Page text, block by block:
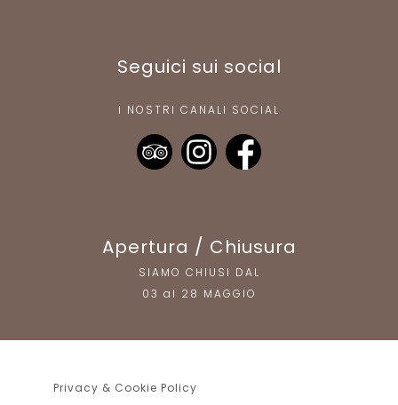
Seguici sui social
I NOSTRI CANALI SOCIAL
Apertura / Chiusura
SIAMO CHIUSI DAL
03 al 28 MAGGIO
Privacy & Cookie Policy